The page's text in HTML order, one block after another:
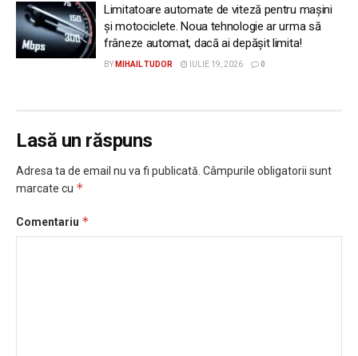
Limitatoare automate de viteză pentru mașini
și motociclete. Noua tehnologie ar urma să
frâneze automat, dacă ai depășit limita!
BY MIHAIL TUDOR IULIE 19, 2026 0
Lasă un răspuns
Adresa ta de email nu va fi publicată. Câmpurile obligatorii sunt
marcate cu *
Comentariu *